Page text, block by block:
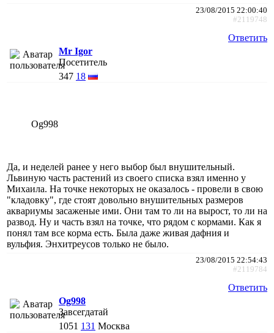
23/08/2015 22:00:40
#2119748
Ответить
Mr Igor
Посетитель
347 18
Og998
Да, и неделей ранее у него выбор был внушительный.
Львиную часть растений из своего списка взял именно у
Михаила. На точке некоторых не оказалось - провели в свою
"кладовку", где стоят довольно внушительных размеров
аквариумы засаженые ими. Они там то ли на вырост, то ли на
развод. Ну и часть взял на точке, что рядом с кормами. Как я
понял там все корма есть. Была даже живая дафния и
вульфия. Энхитреусов только не было.
23/08/2015 22:54:43
#2119784
Ответить
Og998
Завсегдатай
1051 131 Москва